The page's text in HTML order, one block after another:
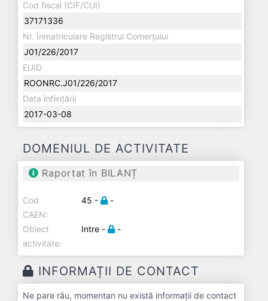
Cod fiscal (CIF/CUI)
37171336
Nr. Înmatriculare Registrul Comerțului
J01/226/2017
EUID
ROONRC.J01/226/2017
Data înființării
2017-03-08
DOMENIUL DE ACTIVITATE
Raportat în BILANȚ
Cod
CAEN:
45 - -
Obiect
activitate:
Intre - -
INFORMAȚII DE CONTACT
Ne pare rău, momentan nu există informații de contact